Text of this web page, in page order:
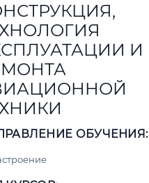
И
ОБУЧЕНИЯ: